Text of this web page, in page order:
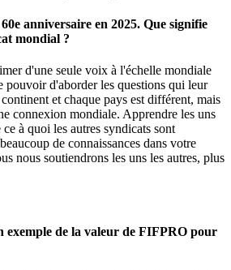
anniversaire en 2025. Que signifie
mondial ?
d'une seule voix à l'échelle mondiale
pouvoir d'aborder les questions qui leur
et chaque pays est différent, mais
connexion mondiale. Apprendre les uns
à quoi les autres syndicats sont
de connaissances dans votre
nous soutiendrons les uns les autres, plus
exemple de la valeur de FIFPRO pour